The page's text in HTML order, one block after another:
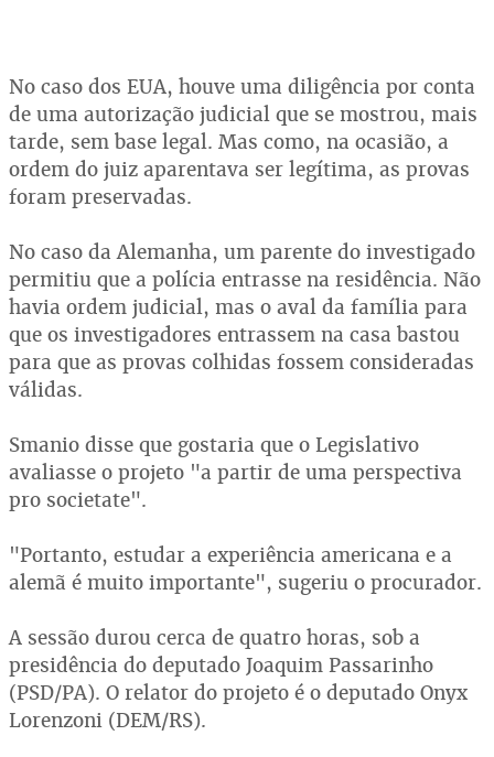
No caso dos EUA, houve uma diligência por conta
de uma autorização judicial que se mostrou, mais
tarde, sem base legal. Mas como, na ocasião, a
ordem do juiz aparentava ser legítima, as provas
foram preservadas.
No caso da Alemanha, um parente do investigado
permitiu que a polícia entrasse na residência. Não
havia ordem judicial, mas o aval da família para
que os investigadores entrassem na casa bastou
para que as provas colhidas fossem consideradas
válidas.
Smanio disse que gostaria que o Legislativo
avaliasse o projeto "a partir de uma perspectiva
pro societate".
"Portanto, estudar a experiência americana e a
alemã é muito importante", sugeriu o procurador.
A sessão durou cerca de quatro horas, sob a
presidência do deputado Joaquim Passarinho
(PSD/PA). O relator do projeto é o deputado Onyx
Lorenzoni (DEM/RS).